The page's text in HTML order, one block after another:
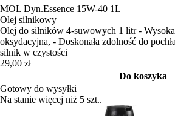
MOL Dyn.Essence 15W-40 1L
Olej silnikowy
Olej do silników 4-suwowych 1 litr -
oksydacyjna, - Doskonała zdolność do
silnik w czystości
29,00 zł
Do koszyka
Gotowy do wysyłki
Na stanie więcej niż 5 szt..